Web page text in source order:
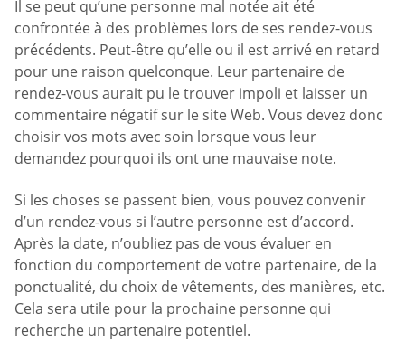
Il se peut qu’une personne mal notée ait été
confrontée à des problèmes lors de ses rendez-vous
précédents. Peut-être qu’elle ou il est arrivé en retard
pour une raison quelconque. Leur partenaire de
rendez-vous aurait pu le trouver impoli et laisser un
commentaire négatif sur le site Web. Vous devez donc
choisir vos mots avec soin lorsque vous leur
demandez pourquoi ils ont une mauvaise note.
Si les choses se passent bien, vous pouvez convenir
d’un rendez-vous si l’autre personne est d’accord.
Après la date, n’oubliez pas de vous évaluer en
fonction du comportement de votre partenaire, de la
ponctualité, du choix de vêtements, des manières, etc.
Cela sera utile pour la prochaine personne qui
recherche un partenaire potentiel.